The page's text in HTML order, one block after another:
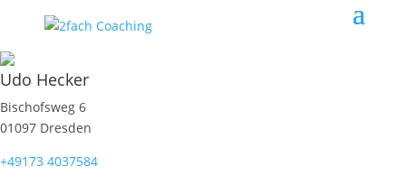
Udo Hecker
Bischofsweg 6
01097 Dresden
+49173 4037584